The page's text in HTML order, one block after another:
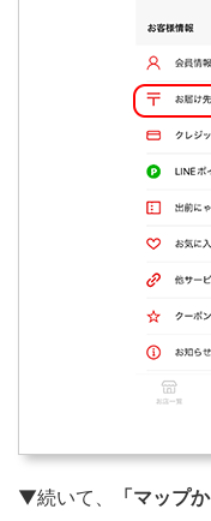
▼続いて、
「マップ